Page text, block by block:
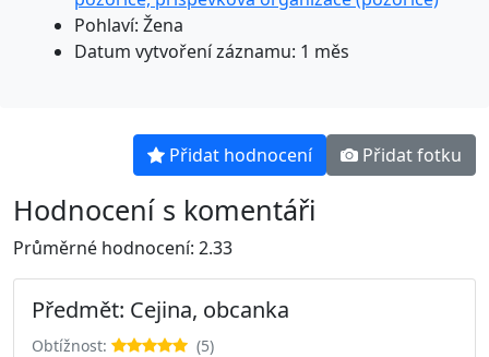
Pohlaví: Žena
Datum vytvoření záznamu: 1 měs
Přidat hodnocení Přidat fotku
Hodnocení s komentáři
Průměrné hodnocení: 2.33
Předmět: Cejina, obcanka
Obtížnost:
(5)